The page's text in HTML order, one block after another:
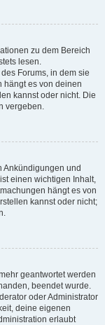
zu dem Bereich
lesen.
Forums, in dem sie
hängt es von deinen
kannst oder nicht. Die
vergeben.
Ankündigungen und
einen wichtigen Inhalt,
hängt es von
kannst oder nicht;
geantwortet werden
beendet wurde.
oder Administrator
deine eigenen
erlaubt